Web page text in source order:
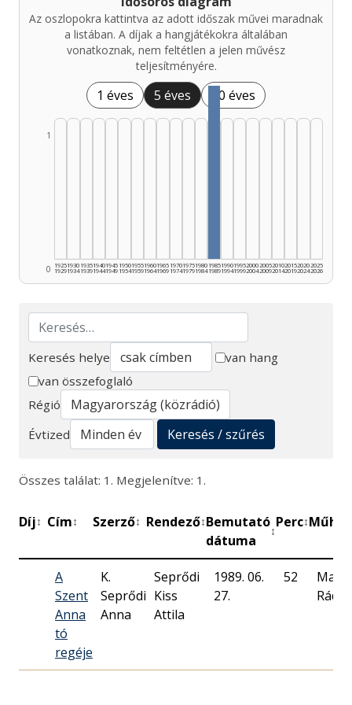
Az oszlopokra kattintva az adott időszak művei maradnak
a listában. A díjak a hangjátékokra általában
vonatkoznak, nem feltétlen a jelen művész
teljesítményére.
1 éves 5 éves 10 éves
0
1
1925
1929
1930
1934
1935
1939
1940
1944
1945
1949
1950
1954
1955
1959
1960
1964
1965
1969
1970
1974
1975
1979
1980
1984
1985
1989
1990
1994
1995
1999
2000
2004
2005
2009
2010
2014
2015
2019
2020
2024
2025
2026
Keresés
Keresés helye
van hang
van összefoglaló
Régió
Évtized
Keresés / szűrés
Összes találat: 1. Megjelenítve: 1.
Díj↕ Cím↕ Szerző↕ Rendező↕Bemutató
dátuma
↕
Perc↕
A
Szent
Anna
tó
regéje
K.
Seprődi
Anna
Seprődi
Kiss
Attila
1989. 06.
27.
52
Rádió